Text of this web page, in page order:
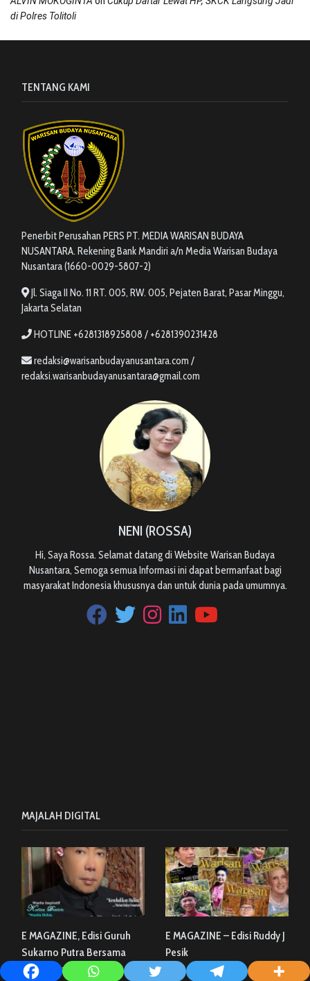
di Polres Tolitoli
TENTANG KAMI
Penerbit Perusahan PERS PT. MEDIA WARISAN BUDAYA
NUSANTARA. Rekening Bank Mandiri a/n Media Warisan Budaya
Nusantara (1660-0029-5807-2)
Jl. Siaga II No. 11 RT. 005, RW. 005, Pejaten Barat, Pasar Minggu,
Jakarta Selatan
HOTLINE +6281318925808 / +6281390231428
redaksi@warisanbudayanusantara.com /
redaksi.warisanbudayanusantara@gmail.com
NENI (ROSSA)
Hi, Saya Rossa. Selamat datang di Website Warisan Budaya
Nusantara, Semoga semua Informasi ini dapat bermanfaat bagi
masyarakat Indonesia khususnya dan untuk dunia pada umumnya.
MAJALAH DIGITAL
E MAGAZINE, Edisi Guruh
Sukarno Putra Bersama
Karlina Damirie
E MAGAZINE – Edisi Ruddy J
Pesik